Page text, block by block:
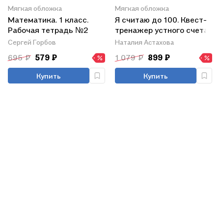
Мягкая обложка
Математика. 1 класс.
Рабочая тетрадь №2
Сергей Горбов
695 ₽ 579 ₽
Купить
Мягкая обложка
Я считаю до 100. Квест-
тренажер устного счета
Наталия Астахова
1 079 ₽ 899 ₽
Купить